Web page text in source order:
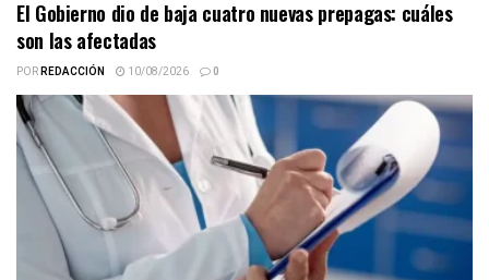
El Gobierno dio de baja cuatro nuevas prepagas: cuáles
son las afectadas
PORREDACCIÓN 10/08/2026 0